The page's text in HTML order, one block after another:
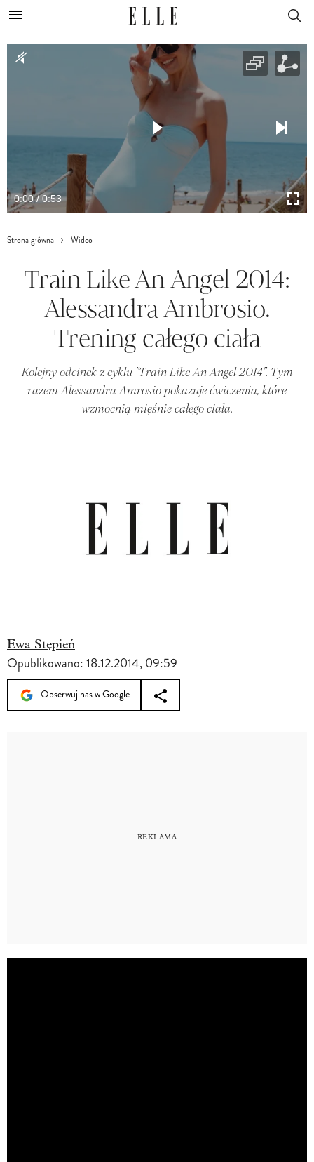
0:00 / 0:53
Strona główna Wideo
Train Like An Angel 2014:
Alessandra Ambrosio.
Trening całego ciała
Kolejny odcinek z cyklu "Train Like An Angel 2014". Tym
razem Alessandra Amrosio pokazuje ćwiczenia, które
wzmocnią mięśnie całego ciała.
Ewa Stępień
Opublikowano:18.12.2014, 09:59
Obserwuj nas w Google